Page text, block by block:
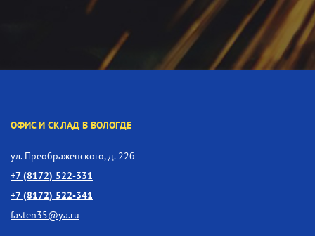
ОФИС И СКЛАД В ВОЛОГДЕ
ул. Преображенского, д. 22б
+7 (8172) 522-331
+7 (8172) 522-341
fasten35@ya.ru